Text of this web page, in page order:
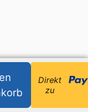
Direkt
zu